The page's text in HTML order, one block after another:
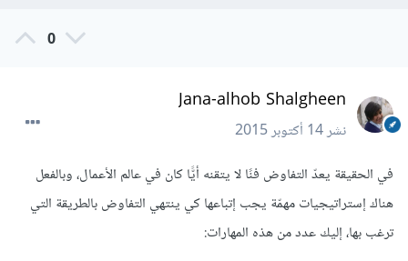
0
Jana-alhob Shalgheen
نشر14 أكتوبر 2015
في الحقيقة يعدّ التفاوض فنًا لا يتقنه أيًّا كان في عالم الأعمال، وبالفعل
هناك إستراتيجيات مهمّة يجب إتباعها كي ينتهي التفاوض بالطريقة التي
ترغب بها، إليك عدد من هذه المهارات: